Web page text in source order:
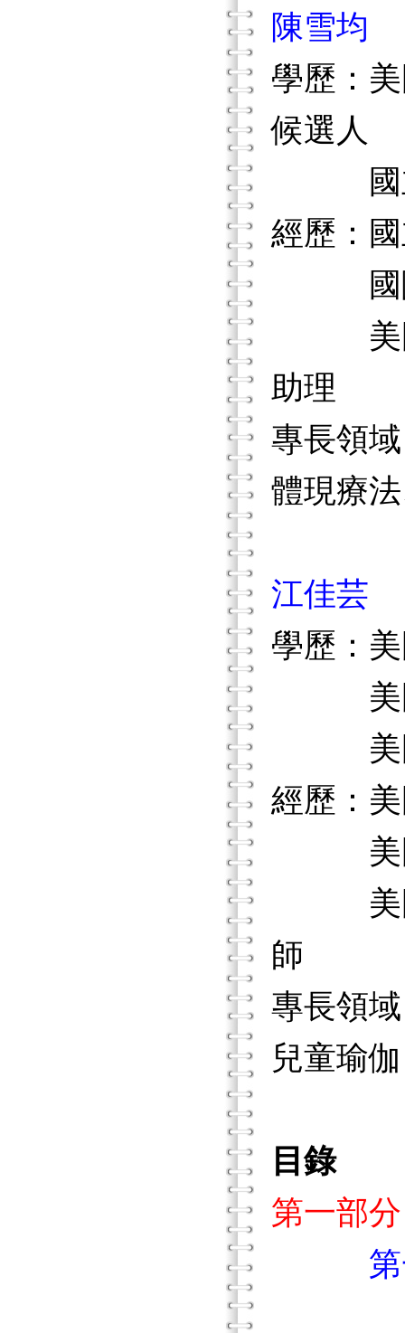
陳雪均
學歷：
候選人
國立
經歷：
國際
美國
助理
專長領
體現療
江佳芸
學歷：
美國
美國
經歷：
美國
美國
師
專長領
兒童瑜伽
目錄
第一部
第一